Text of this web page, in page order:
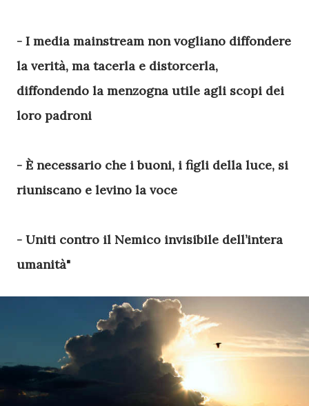
- I media mainstream non vogliano diffondere
la verità, ma tacerla e distorcerla,
diffondendo la menzogna utile agli scopi dei
loro padroni
- È necessario che i buoni, i figli della luce, si
riuniscano e levino la voce
- Uniti contro il Nemico invisibile dell’intera
umanità"